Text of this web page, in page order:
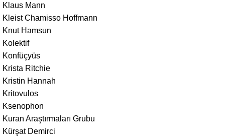
Klaus Mann
Kleist Chamisso Hoffmann
Knut Hamsun
Kolektif
Konfüçyüs
Krista Ritchie
Kristin Hannah
Kritovulos
Ksenophon
Kuran Araştırmaları Grubu
Kürşat Demirci